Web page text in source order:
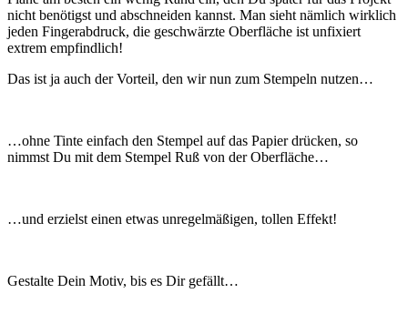
nicht benötigst und abschneiden kannst. Man sieht nämlich wirklich
jeden Fingerabdruck, die geschwärzte Oberfläche ist unfixiert
extrem empfindlich!
Das ist ja auch der Vorteil, den wir nun zum Stempeln nutzen…
…ohne Tinte einfach den Stempel auf das Papier drücken, so
nimmst Du mit dem Stempel Ruß von der Oberfläche…
…und erzielst einen etwas unregelmäßigen, tollen Effekt!
Gestalte Dein Motiv, bis es Dir gefällt…